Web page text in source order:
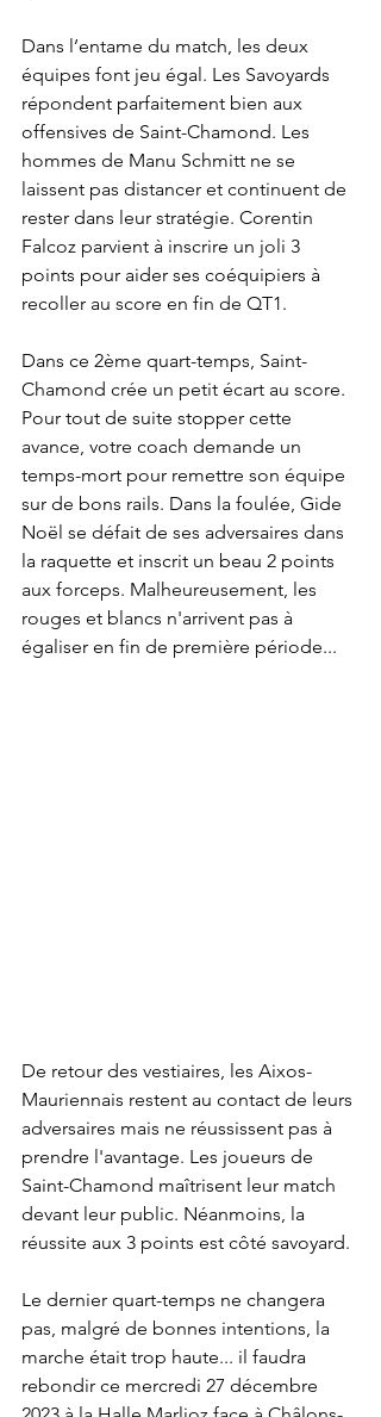
Dans l’entame du match, les deux
équipes font jeu égal. Les Savoyards
répondent parfaitement bien aux
offensives de Saint-Chamond. Les
hommes de Manu Schmitt ne se
laissent pas distancer et continuent de
rester dans leur stratégie. Corentin
Falcoz parvient à inscrire un joli 3
points pour aider ses coéquipiers à
recoller au score en fin de QT1.
Dans ce 2ème quart-temps, Saint-
Chamond crée un petit écart au score.
Pour tout de suite stopper cette
avance, votre coach demande un
temps-mort pour remettre son équipe
sur de bons rails. Dans la foulée, Gide
Noël se défait de ses adversaires dans
la raquette et inscrit un beau 2 points
aux forceps. Malheureusement, les
rouges et blancs n'arrivent pas à
égaliser en fin de première période...
De retour des vestiaires, les Aixos-
Mauriennais restent au contact de leurs
adversaires mais ne réussissent pas à
prendre l'avantage. Les joueurs de
Saint-Chamond maîtrisent leur match
devant leur public. Néanmoins, la
réussite aux 3 points est côté savoyard.
Le dernier quart-temps ne changera
pas, malgré de bonnes intentions, la
marche était trop haute... il faudra
rebondir ce mercredi 27 décembre